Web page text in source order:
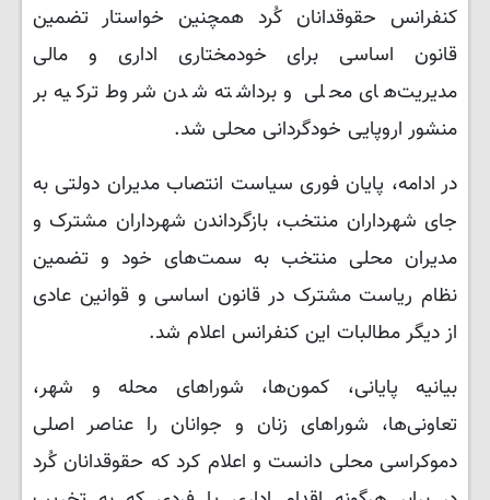
کنفرانس حقوقدانان کُرد همچنین خواستار تضمین
قانون اساسی برای خودمختاری اداری و مالی
مدیریت‌های محلی و برداشته شدن شروط ترکیه بر
منشور اروپایی خودگردانی محلی شد.
در ادامه، پایان فوری سیاست انتصاب مدیران دولتی به
جای شهرداران منتخب، بازگرداندن شهرداران مشترک و
مدیران محلی منتخب به سمت‌های خود و تضمین
نظام ریاست مشترک در قانون اساسی و قوانین عادی
از دیگر مطالبات این کنفرانس اعلام شد.
بیانیه پایانی، کمون‌ها، شوراهای محله و شهر،
تعاونی‌ها، شوراهای زنان و جوانان را عناصر اصلی
دموکراسی محلی دانست و اعلام کرد که حقوقدانان کُرد